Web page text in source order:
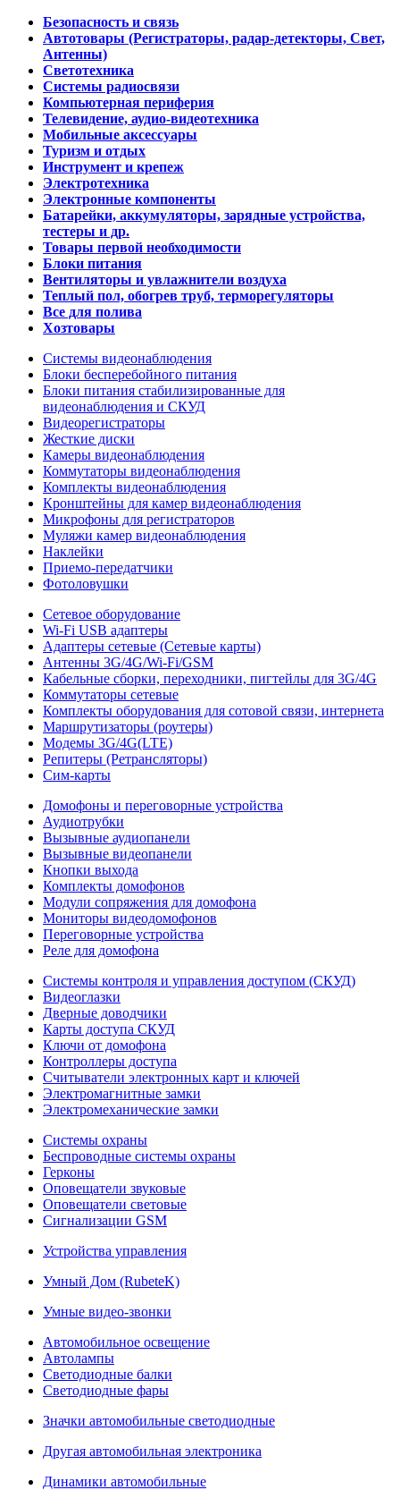
Безопасность и связь
Автотовары (Регистраторы, радар-детекторы, Свет,
Антенны)
Светотехника
Системы радиосвязи
Компьютерная периферия
Телевидение, аудио-видеотехника
Мобильные аксессуары
Туризм и отдых
Инструмент и крепеж
Электротехника
Электронные компоненты
Батарейки, аккумуляторы, зарядные устройства,
тестеры и др.
Товары первой необходимости
Блоки питания
Вентиляторы и увлажнители воздуха
Теплый пол, обогрев труб, терморегуляторы
Все для полива
Хозтовары
Системы видеонаблюдения
Блоки бесперебойного питания
Блоки питания стабилизированные для
видеонаблюдения и СКУД
Видеорегистраторы
Жесткие диски
Камеры видеонаблюдения
Коммутаторы видеонаблюдения
Комплекты видеонаблюдения
Кронштейны для камер видеонаблюдения
Микрофоны для регистраторов
Муляжи камер видеонаблюдения
Наклейки
Приемо-передатчики
Фотоловушки
Сетевое оборудование
Wi-Fi USB адаптеры
Адаптеры сетевые (Сетевые карты)
Антенны 3G/4G/Wi-Fi/GSM
Кабельные сборки, переходники, пигтейлы для 3G/4G
Коммутаторы сетевые
Комплекты оборудования для сотовой связи, интернета
Маршрутизаторы (роутеры)
Модемы 3G/4G(LTE)
Репитеры (Ретрансляторы)
Сим-карты
Домофоны и переговорные устройства
Аудиотрубки
Вызывные аудиопанели
Вызывные видеопанели
Кнопки выхода
Комплекты домофонов
Модули сопряжения для домофона
Мониторы видеодомофонов
Переговорные устройства
Реле для домофона
Системы контроля и управления доступом (СКУД)
Видеоглазки
Дверные доводчики
Карты доступа СКУД
Ключи от домофона
Контроллеры доступа
Считыватели электронных карт и ключей
Электромагнитные замки
Электромеханические замки
Системы охраны
Беспроводные системы охраны
Герконы
Оповещатели звуковые
Оповещатели световые
Сигнализации GSM
Устройства управления
Умный Дом (RubeteK)
Умные видео-звонки
Автомобильное освещение
Автолампы
Светодиодные балки
Светодиодные фары
Значки автомобильные светодиодные
Другая автомобильная электроника
Динамики автомобильные